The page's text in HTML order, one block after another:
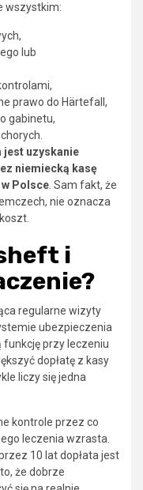
wszystkim:
lub
prawo do Härtefall,
gabinetu,
jest uzyskanie
niemiecką kasę
Polsce . Sam fakt, że
nie oznacza
i
regularne wizyty
ubezpieczenia
funkcję przy leczeniu
dopłatę z kasy
liczy się jedna
kontrole przez co
leczenia wzrasta.
10 lat dopłata jest
że dobrze